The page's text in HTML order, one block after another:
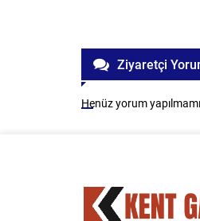
Ziyaretçi
Henüz yorum